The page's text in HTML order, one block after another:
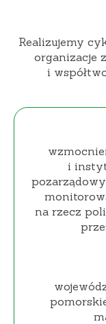
Realizujemy
organizacje
i
i
na rzecz